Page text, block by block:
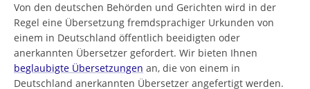
Von den deutschen Behörden und Gerichten wird in der
Regel eine Übersetzung fremdsprachiger Urkunden von
einem in Deutschland öffentlich beeidigten oder
anerkannten Übersetzer gefordert. Wir bieten Ihnen
beglaubigte Übersetzungen an, die von einem in
Deutschland anerkannten Übersetzer angefertigt werden.